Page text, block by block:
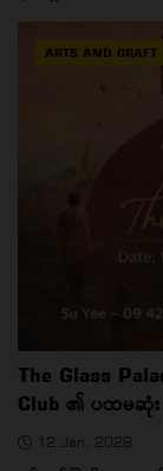
ARTS AND CRAFT
The Glass
Club ၏ ပထမဆုံး
12 Jan, 2026